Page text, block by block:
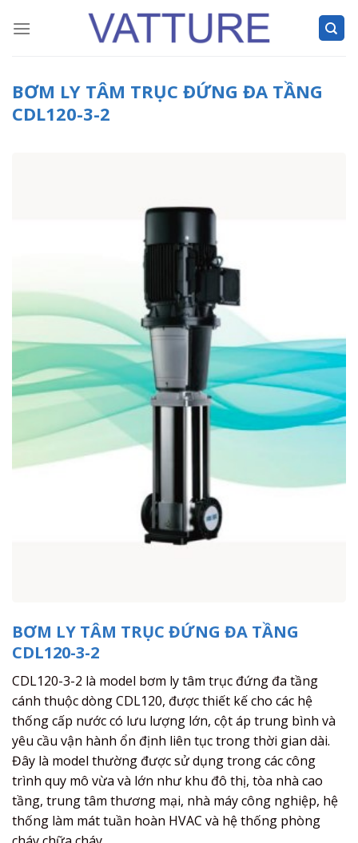
BƠM LY TÂM TRỤC ĐỨNG ĐA TẦNG
CDL120-3-2
BƠM LY TÂM TRỤC ĐỨNG ĐA TẦNG
CDL120-3-2
CDL120-3-2 là model bơm ly tâm trục đứng đa tầng
cánh thuộc dòng CDL120, được thiết kế cho các hệ
thống cấp nước có lưu lượng lớn, cột áp trung bình và
yêu cầu vận hành ổn định liên tục trong thời gian dài.
Đây là model thường được sử dụng trong các công
trình quy mô vừa và lớn như khu đô thị, tòa nhà cao
tầng, trung tâm thương mại, nhà máy công nghiệp, hệ
thống làm mát tuần hoàn HVAC và hệ thống phòng